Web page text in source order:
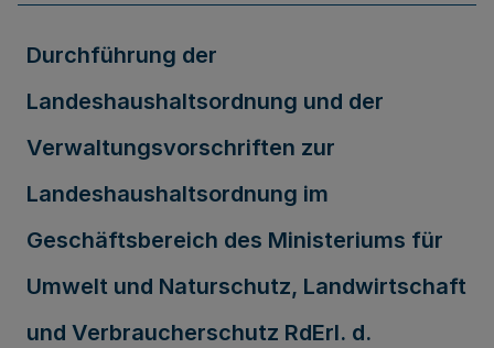
Durchführung der
Landeshaushaltsordnung und der
Verwaltungsvorschriften zur
Landeshaushaltsordnung im
Geschäftsbereich des Ministeriums für
Umwelt und Naturschutz, Landwirtschaft
und Verbraucherschutz RdErl. d.